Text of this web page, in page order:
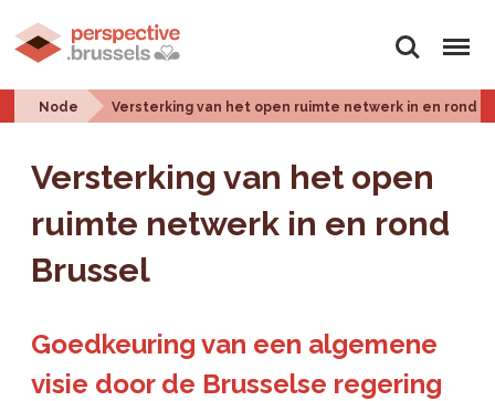
Search Menu
Node Versterking van het open ruimte netwerk in en rond
Versterking van het open
ruimte netwerk in en rond
Brussel
Goedkeuring van een algemene
visie door de Brusselse regering